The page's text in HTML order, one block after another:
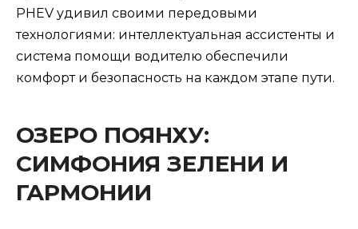
PHEV удивил своими передовыми
технологиями: интеллектуальная ассистенты и
система помощи водителю обеспечили
комфорт и безопасность на каждом этапе пути.
ОЗЕРО ПОЯНХУ:
СИМФОНИЯ ЗЕЛЕНИ И
ГАРМОНИИ